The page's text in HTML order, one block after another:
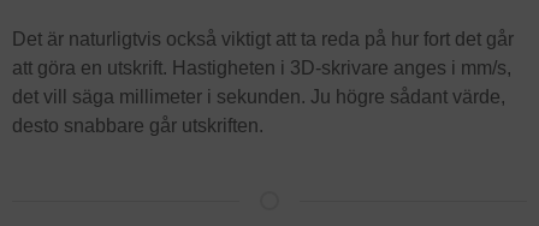
Det är naturligtvis också viktigt att ta reda på hur fort det går
att göra en utskrift. Hastigheten i 3D-skrivare anges i mm/s,
det vill säga millimeter i sekunden. Ju högre sådant värde,
desto snabbare går utskriften.